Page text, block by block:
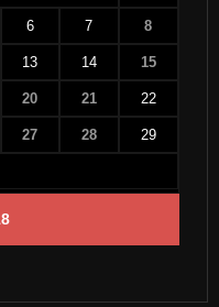
6 7 8
13 14 15
20 21 22
27 28 29